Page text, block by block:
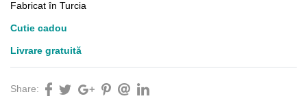
Fabricat în Turcia
Cutie cadou
Livrare gratuită
Share: